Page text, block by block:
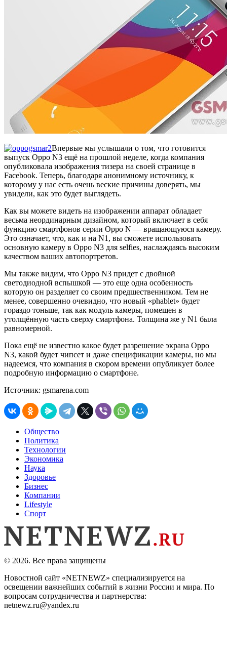
Впервые мы услышали о том, что готовится
выпуск Oppo N3 ещё на прошлой неделе, когда компания
опубликовала изображения тизера на своей странице в
Facebook. Теперь, благодаря анонимному источнику, к
которому у нас есть очень веские причины доверять, мы
увидели, как это будет выглядеть.
Как вы можете видеть на изображении аппарат обладает
весьма неординарным дизайном, который включает в себя
функцию смартфонов серии Oppo N — вращающуюся камеру.
Это означает, что, как и на N1, вы сможете использовать
основную камеру в Oppo N3 для selfies, наслаждаясь высоким
качеством ваших автопортретов.
Мы также видим, что Oppo N3 придет с двойной
светодиодной вспышкой — это еще одна особенность
которую он разделяет со своим предшественником. Тем не
менее, совершенно очевидно, что новый «phablet» будет
гораздо тоньше, так как модуль камеры, помещен в
утолщённую часть сверху смартфона. Толщина же у N1 была
равномерной.
Пока ещё не известно какое будет разрешение экрана Oppo
N3, какой будет чипсет и даже спецификации камеры, но мы
надеемся, что компания в скором времени опубликует более
подробную информацию о смартфоне.
Источник: gsmarena.com
Общество
Политика
Технологии
Экономика
Наука
Здоровье
Бизнес
Компании
Lifestyle
Спорт
© 2026. Все права защищены
Новостной сайт «NETNEWZ» специализируется на
освещении важнейших событий в жизни России и мира. По
вопросам сотрудничества и партнерства:
netnewz.ru@yandex.ru